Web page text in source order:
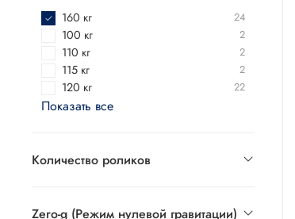
160 кг 24
100 кг 2
110 кг 2
115 кг 2
120 кг 22
Показать все
Количество роликов
Zero-g (Режим нулевой гравитации)